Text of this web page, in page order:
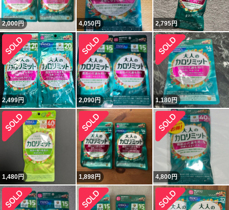
2,000円 4,050円 2,795円
2,499円 2,090円 1,180円
1,480円 1,898円 4,800円